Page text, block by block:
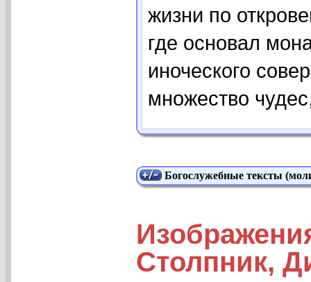
жизни по
где основал
иноческого
множество
Богослужебные тексты
Столпник,